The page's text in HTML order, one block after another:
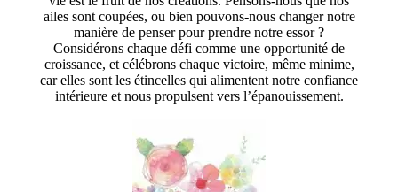
ailes sont coupées, ou bien pouvons-nous changer notre
manière de penser pour prendre notre essor ?
Considérons chaque défi comme une opportunité de
croissance, et célébrons chaque victoire, même minime,
car elles sont les étincelles qui alimentent notre confiance
intérieure et nous propulsent vers l’épanouissement.